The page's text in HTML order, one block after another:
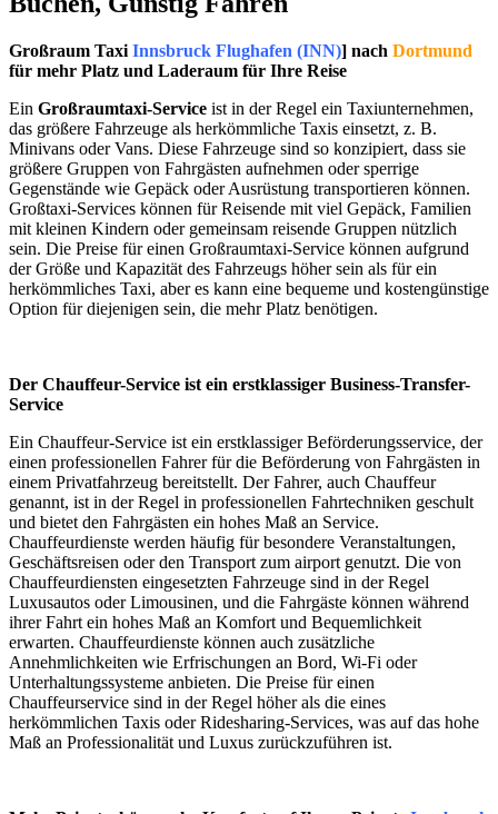
Großraum Taxi Innsbruck Flughafen (INN)] nach Dortmund
für mehr Platz und Laderaum für Ihre Reise
Ein Großraumtaxi-Service ist in der Regel ein Taxiunternehmen,
das größere Fahrzeuge als herkömmliche Taxis einsetzt, z. B.
Minivans oder Vans. Diese Fahrzeuge sind so konzipiert, dass sie
größere Gruppen von Fahrgästen aufnehmen oder sperrige
Gegenstände wie Gepäck oder Ausrüstung transportieren können.
Großtaxi-Services können für Reisende mit viel Gepäck, Familien
mit kleinen Kindern oder gemeinsam reisende Gruppen nützlich
sein. Die Preise für einen Großraumtaxi-Service können aufgrund
der Größe und Kapazität des Fahrzeugs höher sein als für ein
herkömmliches Taxi, aber es kann eine bequeme und kostengünstige
Option für diejenigen sein, die mehr Platz benötigen.
Der Chauffeur-Service ist ein erstklassiger Business-Transfer-
Service
Ein Chauffeur-Service ist ein erstklassiger Beförderungsservice, der
einen professionellen Fahrer für die Beförderung von Fahrgästen in
einem Privatfahrzeug bereitstellt. Der Fahrer, auch Chauffeur
genannt, ist in der Regel in professionellen Fahrtechniken geschult
und bietet den Fahrgästen ein hohes Maß an Service.
Chauffeurdienste werden häufig für besondere Veranstaltungen,
Geschäftsreisen oder den Transport zum airport genutzt. Die von
Chauffeurdiensten eingesetzten Fahrzeuge sind in der Regel
Luxusautos oder Limousinen, und die Fahrgäste können während
ihrer Fahrt ein hohes Maß an Komfort und Bequemlichkeit
erwarten. Chauffeurdienste können auch zusätzliche
Annehmlichkeiten wie Erfrischungen an Bord, Wi-Fi oder
Unterhaltungssysteme anbieten. Die Preise für einen
Chauffeurservice sind in der Regel höher als die eines
herkömmlichen Taxis oder Ridesharing-Services, was auf das hohe
Maß an Professionalität und Luxus zurückzuführen ist.